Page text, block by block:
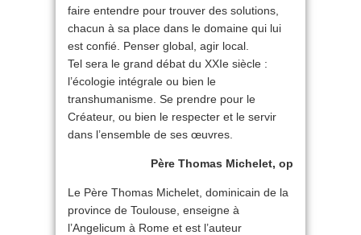
faire entendre pour trouver des solutions,
chacun à sa place dans le domaine qui lui
est confié. Penser global, agir local.
Tel sera le grand débat du XXIe siècle :
l’écologie intégrale ou bien le
transhumanisme. Se prendre pour le
Créateur, ou bien le respecter et le servir
dans l’ensemble de ses œuvres.
Père Thomas Michelet, op
Le Père Thomas Michelet, dominicain de la
province de Toulouse, enseigne à
l’Angelicum à Rome et est l’auteur